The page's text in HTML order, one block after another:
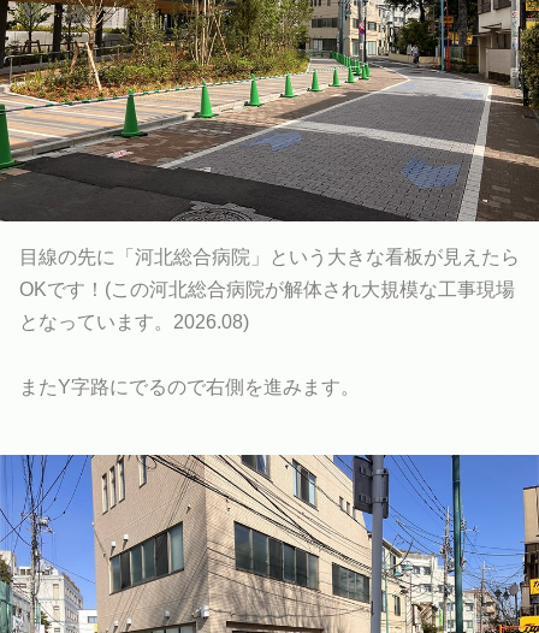
目線の先に「河北総合病院」という大きな看板が見えたら
OKです！(この河北総合病院が解体され大規模な工事現場
となっています。2026.08)
またY字路にでるので右側を進みます。